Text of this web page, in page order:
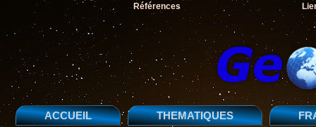
Références
ACCUEIL THEMATIQUES